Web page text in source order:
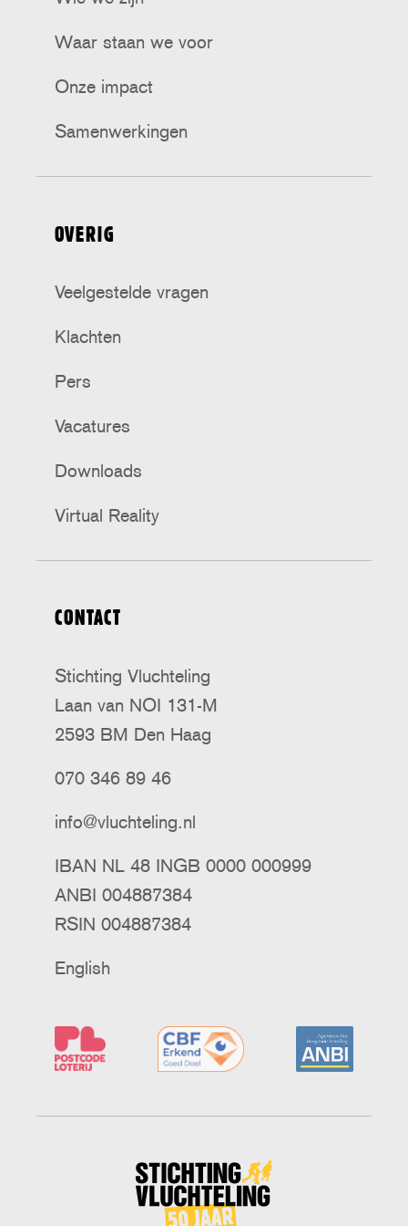
Waar staan we voor
Onze impact
Samenwerkingen
OVERIG
Veelgestelde vragen
Klachten
Pers
Vacatures
Downloads
Virtual Reality
CONTACT
Stichting Vluchteling
Laan van NOI 131-M
2593 BM Den Haag
070 346 89 46
info@vluchteling.nl
IBAN NL 48 INGB 0000 000999
ANBI 004887384
RSIN 004887384
English